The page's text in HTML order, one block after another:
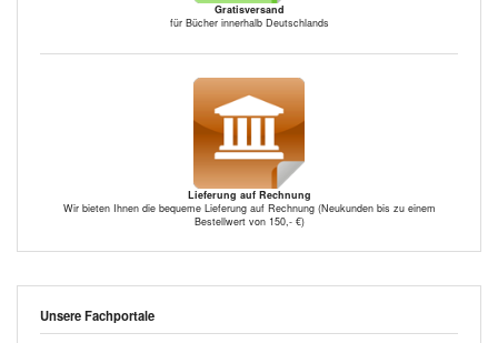
Gratisversand
für Bücher innerhalb Deutschlands
Lieferung auf Rechnung
Wir bieten Ihnen die bequeme Lieferung auf Rechnung (Neukunden bis zu einem
Bestellwert von 150,- €)
Unsere Fachportale